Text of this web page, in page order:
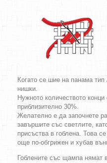
Когато се шие на панама
нишки.
Нужното количеството
приблизително 30%.
Желателно е да започнете
завършите със светлите,
присъства в гоблена. Това
още по-обгрижен и хубав
Гоблените със щампа нямат